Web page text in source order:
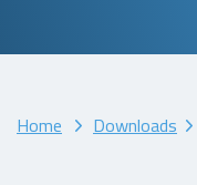
Home Downloads